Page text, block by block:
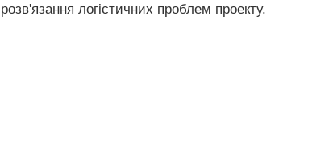
логістичних проблем проекту.